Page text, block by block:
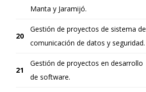
Manta y Jaramijó.
20
Gestión de proyectos de sistema de
comunicación de datos y seguridad.
21
Gestión de proyectos en desarrollo
de software.